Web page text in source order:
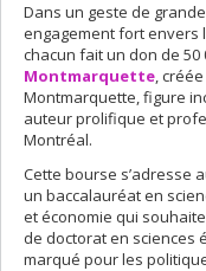
Dans un geste de
engagement fort envers
chacun fait un don de
Montmarquette,
Montmarquette, figure
auteur prolifique et
Montréal.
Cette bourse s’adresse
un baccalauréat en
et économie qui
de doctorat en sciences
marqué pour les